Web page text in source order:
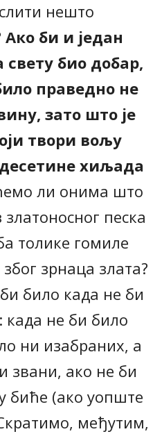
нешто
Ако би и један
свету био добар,
праведно не
зато што је
твори вољу
хиљада
ли онима што
златоносног песка
толике гомиле
зрнаца злата?
било када не би
када не би било
ни изабраних, а
звани, ако не би
биће (ако уопште
међутим,